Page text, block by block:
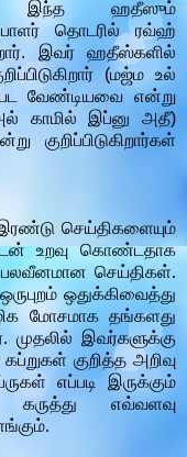
இந்த ஹதீஸும்
தொடரில் ரவ்ஹ்
இவர் ஹதீஸ்களில்
(மஜ்ம உல்
வேண்டியவை என்று
காமில் இப்னு அதீ)
செய்திகளையும்
உறவு கொண்டதாக
செய்திகள்.
ஒதுக்கிவைத்து
மோசமாக தங்களது
.முதலில் இவர்களுக்கு
குறித்த அறிவு
எப்படி இருக்கும்
எவ்வளவு
.